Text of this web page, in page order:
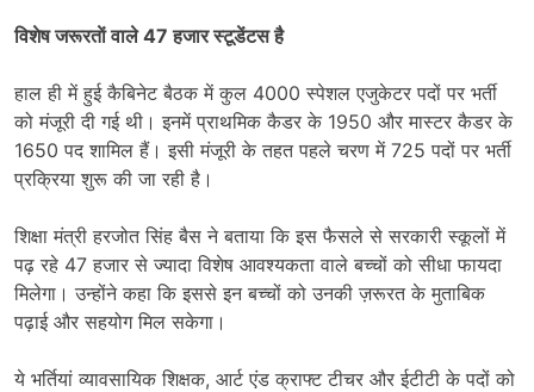
विशेष जरूरताें वाले 47 हजार स्टूडेंटस है
हाल ही में हुई कैबिनेट बैठक में कुल 4000 स्पेशल एजुकेटर पदों पर भर्ती
को मंजूरी दी गई थी। इनमें प्राथमिक कैडर के 1950 और मास्टर कैडर के
1650 पद शामिल हैं। इसी मंजूरी के तहत पहले चरण में 725 पदों पर भर्ती
प्रक्रिया शुरू की जा रही है।
शिक्षा मंत्री हरजोत सिंह बैस ने बताया कि इस फैसले से सरकारी स्कूलों में
पढ़ रहे 47 हजार से ज्यादा विशेष आवश्यकता वाले बच्चों को सीधा फायदा
मिलेगा। उन्होंने कहा कि इससे इन बच्चों को उनकी ज़रूरत के मुताबिक
पढ़ाई और सहयोग मिल सकेगा।
ये भर्तियां व्यावसायिक शिक्षक, आर्ट एंड क्राफ्ट टीचर और ईटीटी के पदों को